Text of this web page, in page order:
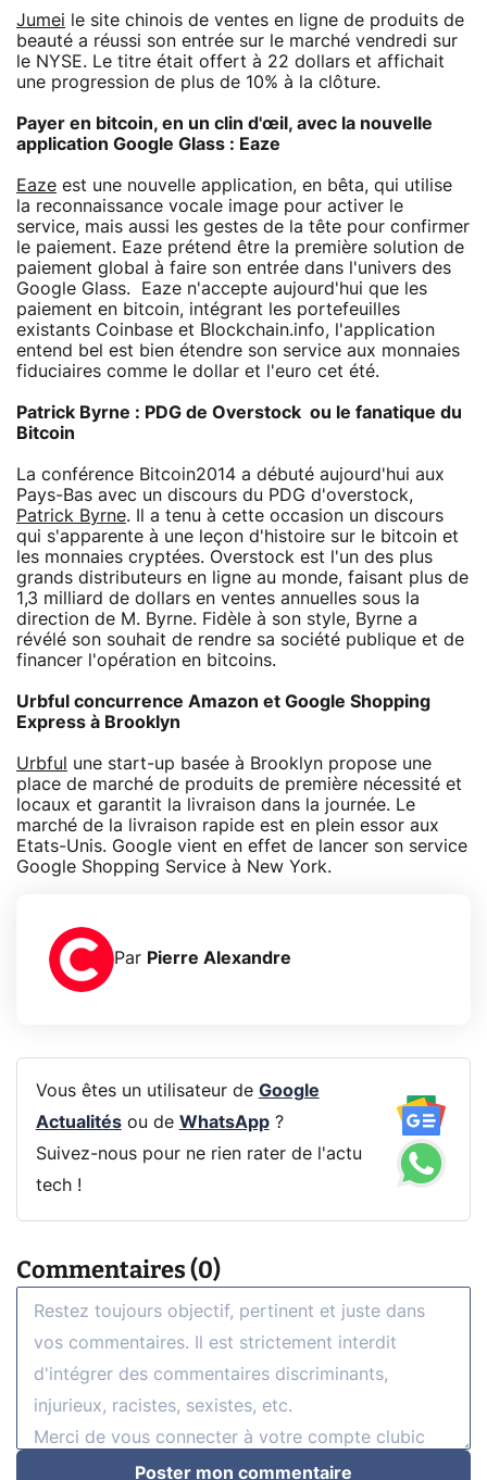
Jumei le site chinois de ventes en ligne de produits de
beauté a réussi son entrée sur le marché vendredi sur
le NYSE. Le titre était offert à 22 dollars et affichait
une progression de plus de 10% à la clôture.
Payer en bitcoin, en un clin d'œil, avec la nouvelle
application Google Glass : Eaze
Eaze est une nouvelle application, en bêta, qui utilise
la reconnaissance vocale image pour activer le
service, mais aussi les gestes de la tête pour confirmer
le paiement. Eaze prétend être la première solution de
paiement global à faire son entrée dans l'univers des
Google Glass. Eaze n'accepte aujourd'hui que les
paiement en bitcoin, intégrant les portefeuilles
existants Coinbase et Blockchain.info, l'application
entend bel est bien étendre son service aux monnaies
fiduciaires comme le dollar et l'euro cet été.
Patrick Byrne : PDG de Overstock ou le fanatique du
Bitcoin
La conférence Bitcoin2014 a débuté aujourd'hui aux
Pays-Bas avec un discours du PDG d'overstock,
Patrick Byrne. Il a tenu à cette occasion un discours
qui s'apparente à une leçon d'histoire sur le bitcoin et
les monnaies cryptées. Overstock est l'un des plus
grands distributeurs en ligne au monde, faisant plus de
1,3 milliard de dollars en ventes annuelles sous la
direction de M. Byrne. Fidèle à son style, Byrne a
révélé son souhait de rendre sa société publique et de
financer l'opération en bitcoins.
Urbful concurrence Amazon et Google Shopping
Express à Brooklyn
Urbful
une start-up basée à Brooklyn propose une
place de marché de produits de première nécessité et
locaux et garantit la livraison dans la journée. Le
marché de la livraison rapide est en plein essor aux
Etats-Unis. Google vient en effet de lancer son service
Google Shopping Service à New York.
Par Pierre Alexandre
Vous êtes un utilisateur de Google
Actualitésou de WhatsApp?
Suivez-nous pour ne rien rater de l'actu
tech !
Commentaires (0)
Poster mon commentaire